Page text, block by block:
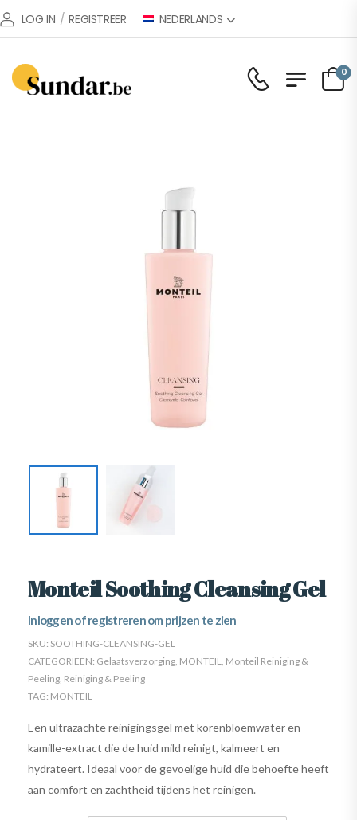
LOG IN / REGISTREER NEDERLANDS
0
Monteil Soothing Cleansing Gel
Inloggen of registreren om prijzen te zien
SKU: SOOTHING-CLEANSING-GEL
CATEGORIEËN: Gelaatsverzorging MONTEIL
Monteil Reiniging &
Peeling Reiniging & Peeling
TAG: MONTEIL
Een ultrazachte reinigingsgel met korenbloemwater en
kamille-extract die de huid mild reinigt, kalmeert en
hydrateert. Ideaal voor de gevoelige huid die behoefte heeft
aan comfort en zachtheid tijdens het reinigen.